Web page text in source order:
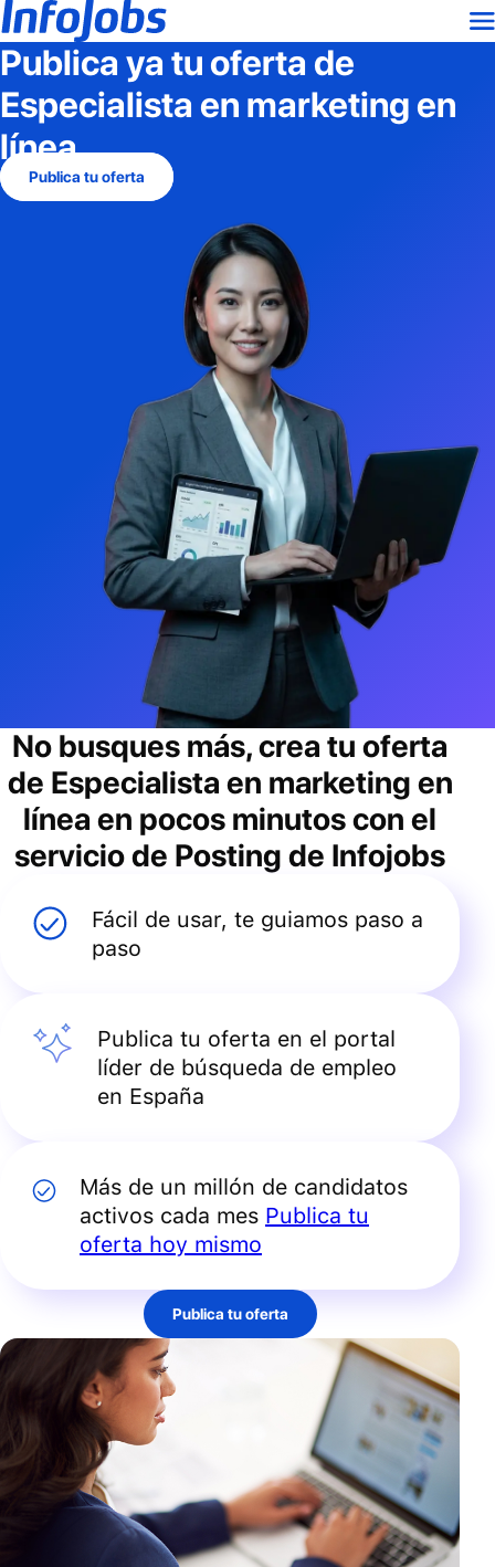
Publica ya tu oferta de
Especialista en marketing en
línea
Publica tu oferta
No busques más, crea tu oferta
de Especialista en marketing en
línea en pocos minutos con el
servicio de Posting de Infojobs
Fácil de usar, te guiamos paso a
paso
Publica tu oferta en el portal
líder de búsqueda de empleo
en España
Más de un millón de candidatos
activos cada mes Publica tu
oferta hoy mismo
Publica tu oferta